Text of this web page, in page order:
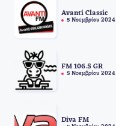
Avanti Classic
5 Νοεμβρίου 2024
FM 106.5 GR
5 Νοεμβρίου 2024
Diva FM